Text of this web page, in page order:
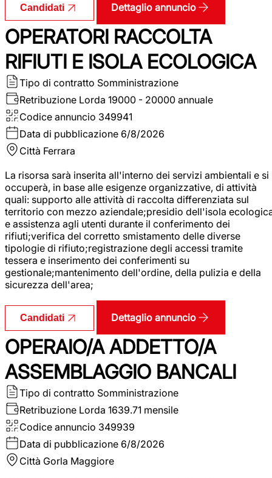
Candidati Dettaglio annuncio
OPERATORI RACCOLTA
RIFIUTI E ISOLA ECOLOGICA
Tipo di contratto Somministrazione
Retribuzione Lorda 19000 - 20000 annuale
Codice annuncio 349941
Data di pubblicazione 6/8/2026
Città Ferrara
La risorsa sarà inserita all'interno dei servizi ambientali e si
occuperà, in base alle esigenze organizzative, di attività
quali: supporto alle attività di raccolta differenziata sul
territorio con mezzo aziendale;presidio dell'isola
e assistenza agli utenti durante il conferimento dei
rifiuti;verifica del corretto smistamento delle diverse
tipologie di rifiuto;registrazione degli accessi tramite
tessera e inserimento dei conferimenti su
gestionale;mantenimento dell'ordine, della pulizia e della
sicurezza dell'area;
Candidati Dettaglio annuncio
OPERAIO/A ADDETTO/A
ASSEMBLAGGIO BANCALI
Tipo di contratto Somministrazione
Retribuzione Lorda 1639.71 mensile
Codice annuncio 349939
Data di pubblicazione 6/8/2026
Città Gorla Maggiore